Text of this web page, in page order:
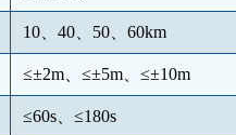
10、40、50、60km
≤±2m、≤±5m、≤±10m
≤60s、≤180s